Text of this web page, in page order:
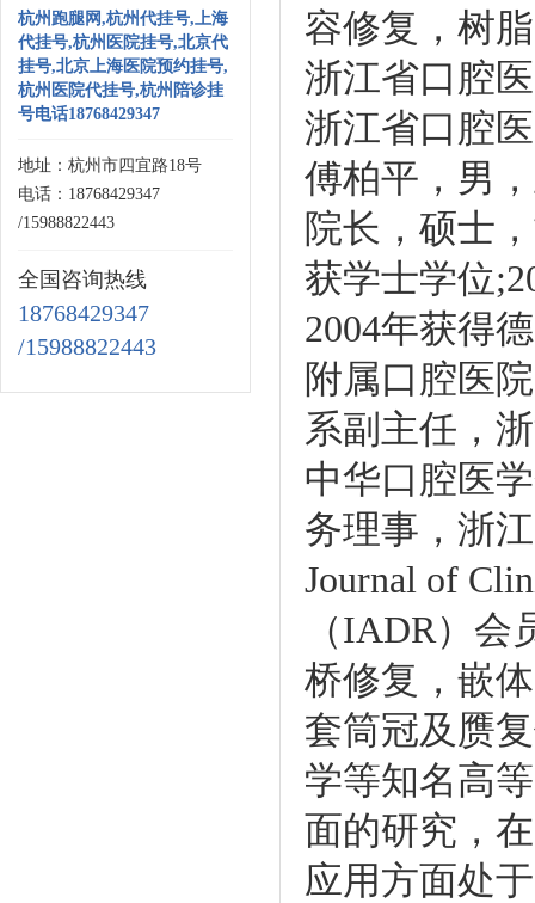
杭州跑腿网,杭州代挂号,上海
代挂号,杭州医院挂号,北京代
挂号,北京上海医院预约挂号,
杭州医院代挂号,杭州陪诊挂
号电话18768429347
地址：杭州市四宜路18号
电话：18768429347
/15988822443
全国咨询热线
18768429347
/15988822443
容修复，树
浙江省口腔
浙江省口腔
傅柏平，男
院长，硕士
获学士学位
2004年获得
附属口腔医
系副主任，
中华口腔医
务理事，浙
Journal of
（IADR）
桥修复，嵌
套筒冠及赝
学等知名高
面的研究，
应用方面处